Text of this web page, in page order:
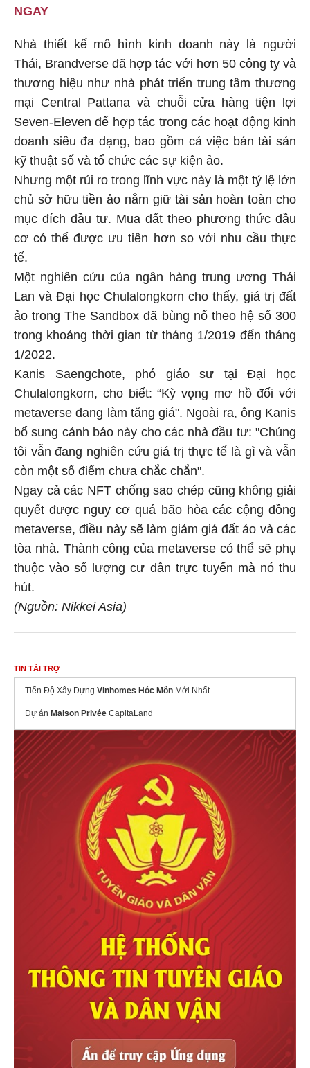
NGAY
Nhà thiết kế mô hình kinh doanh này là người
Thái, Brandverse đã hợp tác với hơn 50 công ty và
thương hiệu như nhà phát triển trung tâm thương
mại Central Pattana và chuỗi cửa hàng tiện lợi
Seven-Eleven để hợp tác trong các hoạt động kinh
doanh siêu đa dạng, bao gồm cả việc bán tài sản
kỹ thuật số và tổ chức các sự kiện ảo.
Nhưng một rủi ro trong lĩnh vực này là một tỷ lệ lớn
chủ sở hữu tiền ảo nắm giữ tài sản hoàn toàn cho
mục đích đầu tư. Mua đất theo phương thức đầu
cơ có thể được ưu tiên hơn so với nhu cầu thực
tế.
Một nghiên cứu của ngân hàng trung ương Thái
Lan và Đại học Chulalongkorn cho thấy, giá trị đất
ảo trong The Sandbox đã bùng nổ theo hệ số 300
trong khoảng thời gian từ tháng 1/2019 đến tháng
1/2022.
Kanis Saengchote, phó giáo sư tại Đại học
Chulalongkorn, cho biết: “Kỳ vọng mơ hồ đối với
metaverse đang làm tăng giá". Ngoài ra, ông Kanis
bổ sung cảnh báo này cho các nhà đầu tư: "Chúng
tôi vẫn đang nghiên cứu giá trị thực tế là gì và vẫn
còn một số điểm chưa chắc chắn".
Ngay cả các NFT chống sao chép cũng không giải
quyết được nguy cơ quá bão hòa các cộng đồng
metaverse, điều này sẽ làm giảm giá đất ảo và các
tòa nhà. Thành công của metaverse có thể sẽ phụ
thuộc vào số lượng cư dân trực tuyến mà nó thu
hút.
(Nguồn: Nikkei Asia)
TIN TÀI TRỢ
Tiến Độ Xây Dựng Vinhomes Hóc Môn Mới Nhất
Dự án Maison Privée CapitaLand